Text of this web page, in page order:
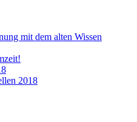
mit dem alten Wissen
2018